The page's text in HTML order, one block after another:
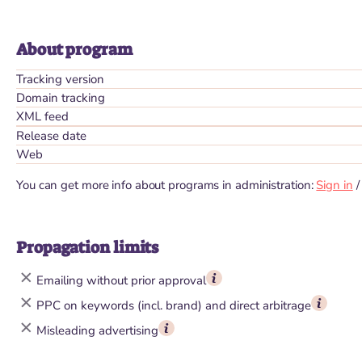
About program
Tracking version
Domain tracking
XML feed
Release date
Web
You can get more info about programs in administration: Sign in /
Propagation limits
Emailing without prior approval
PPC on keywords (incl. brand) and direct arbitrage
Misleading advertising